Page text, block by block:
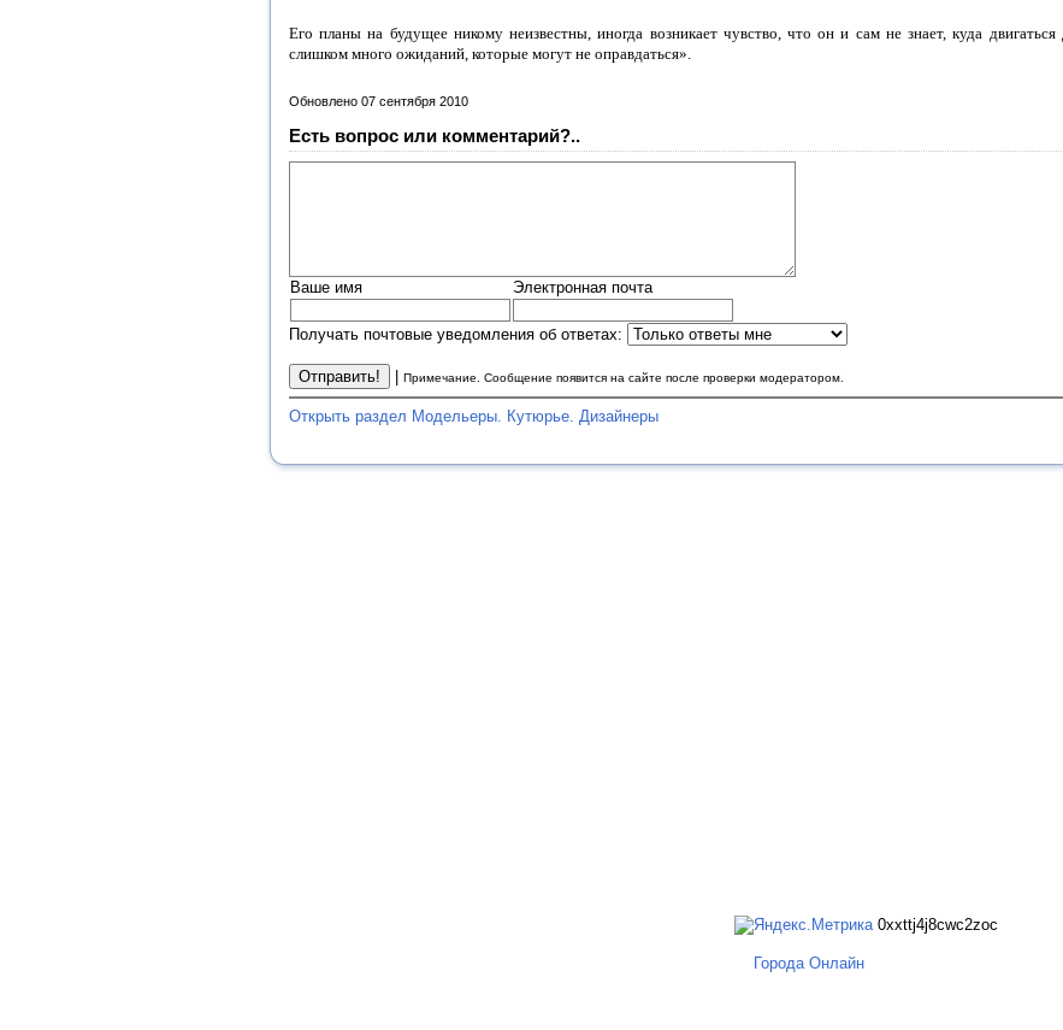
Его планы на будущее никому неизвестны, иногда возникает чувство, что он и сам не знает, куда
слишком много ожиданий, которые могут не оправдаться».
Обновлено 07 сентября 2010
Есть вопрос или комментарий?..
Ваше имя Электронная почта
Получать почтовые уведомления об ответах:
| Примечание. Сообщение появится на сайте после проверки модератором.
Открыть раздел Модельеры. Кутюрье. Дизайнеры
0xxttj4j8cwc2zoc
Города Онлайн